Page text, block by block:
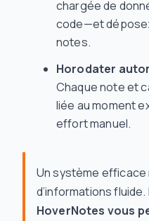
chargée de
code—et
notes.
Horodater
Chaque note et
liée au moment
effort manuel.
Un système efficace
d’informations fluide.
HoverNotes vous